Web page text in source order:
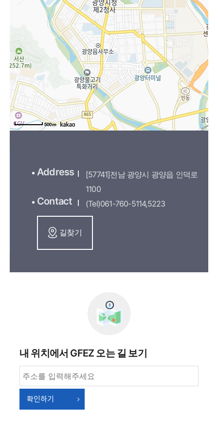
500m
Address
[57741]전남 광양시 광양읍 인덕로
1100
Contact (Tel)061-760-5114,5223
길찾기
내 위치에서 GFEZ 오는 길 보기
확인하기